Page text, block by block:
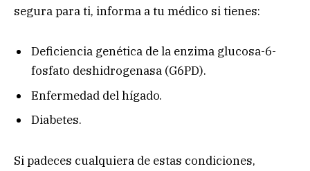
segura para ti, informa a tu médico si tienes:
Deficiencia genética de la enzima glucosa-6-
fosfato deshidrogenasa (G6PD).
Enfermedad del hígado.
Diabetes.
Si padeces cualquiera de estas condiciones,